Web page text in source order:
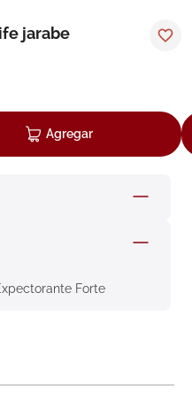
jarabe
Agregar
Forte